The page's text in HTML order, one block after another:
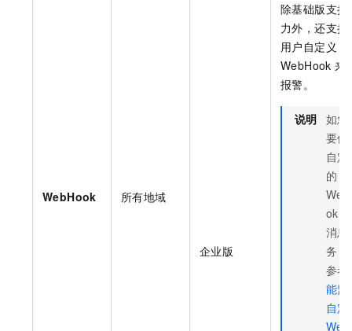
WebHook 所有地域
企业版
除基础版支持
力外，还支持
用户自定义
WebHook 来
报警。
说明 如您
要使
自定
的
ok
消息
务，
参考
能监
自定